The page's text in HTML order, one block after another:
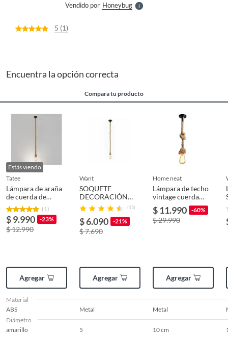
Vendido por HoneybugS
5 (1)
Encuentra la opción correcta
Compara tu producto
Estás viendo
tatee
Lámpara de araña
de cuerda de
cáñamo Cabezal
único 2 metros
(1)
$ 9.990 -23%
$ 12.990
Agregar
want
SOQUETE
DECORACIÓN
E27
(15)
$ 6.090 -21%
$ 7.690
Agregar
home neat
Lámpara de techo
vintage cuerda
cáñamo lámpara
colgante industrial
$ 11.990 -60%
$ 29.990
Agregar
Material
ABS
Metal Metal
Diámetro
amarillo
5 10 cm